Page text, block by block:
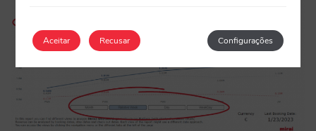
Aceitar Configurações
Recusar